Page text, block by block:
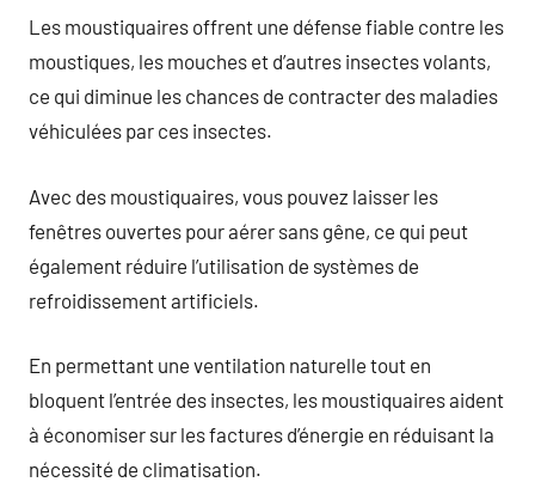
Les moustiquaires offrent une défense fiable contre les
moustiques, les mouches et d’autres insectes volants,
ce qui diminue les chances de contracter des maladies
véhiculées par ces insectes.
Avec des moustiquaires, vous pouvez laisser les
fenêtres ouvertes pour aérer sans gêne, ce qui peut
également réduire l’utilisation de systèmes de
refroidissement artificiels.
En permettant une ventilation naturelle tout en
bloquent l’entrée des insectes, les moustiquaires aident
à économiser sur les factures d’énergie en réduisant la
nécessité de climatisation.